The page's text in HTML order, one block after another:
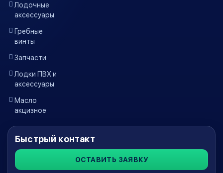
Лодочные
аксессуары
Гребные
винты
Запчасти
Лодки ПВХ и
аксессуары
Масло
акцизное
Быстрый контакт
ОСТАВИТЬ ЗАЯВКУ